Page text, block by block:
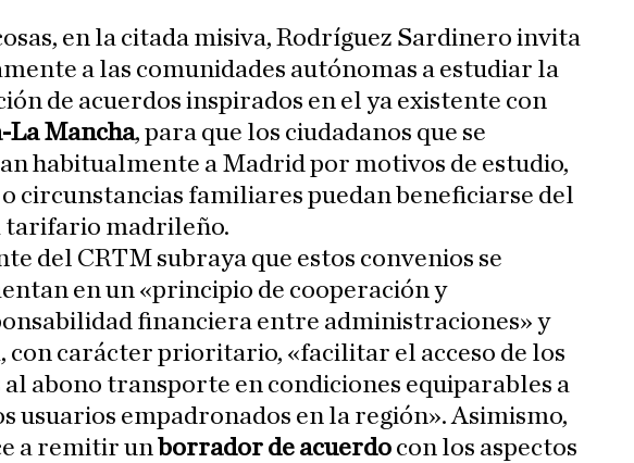
en la citada misiva, Rodríguez Sardinero invita
a las comunidades autónomas a estudiar la
de acuerdos inspirados en el ya existente con
La Mancha, para que los ciudadanos que se
habitualmente a Madrid por motivos de estudio,
circunstancias familiares puedan beneficiarse del
tarifario madrileño.
del CRTM subraya que estos convenios se
en un «principio de cooperación y
financiera entre administraciones» y
con carácter prioritario, «facilitar el acceso de los
al abono transporte en condiciones equiparables a
usuarios empadronados en la región». Asimismo,
a remitir unborrador de acuerdo con los aspectos